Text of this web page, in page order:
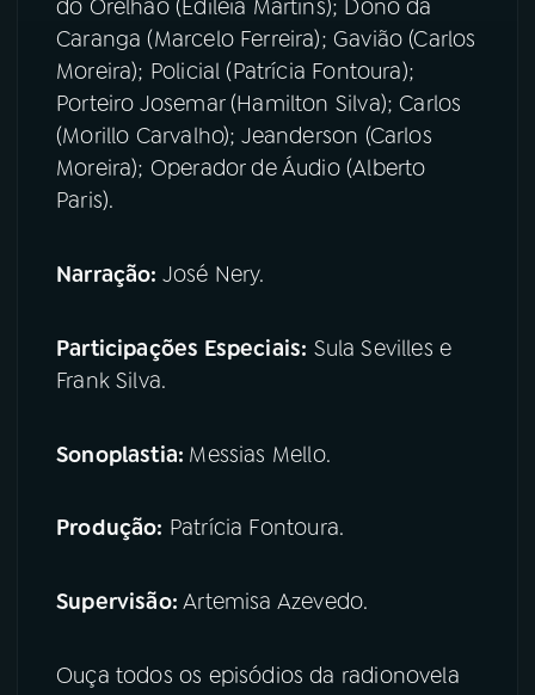
do Orelhão (Ediléia Martins); Dono da
Caranga (Marcelo Ferreira); Gavião (Carlos
Moreira); Policial (Patrícia Fontoura);
Porteiro Josemar (Hamilton Silva); Carlos
(Morillo Carvalho); Jeanderson (Carlos
Moreira); Operador de Áudio (Alberto
Paris).
Narração: José Nery.
Participações Especiais: Sula Sevilles e
Frank Silva.
Sonoplastia: Messias Mello.
Produção: Patrícia Fontoura.
Supervisão: Artemisa Azevedo.
Ouça todos os episódios da radionovela